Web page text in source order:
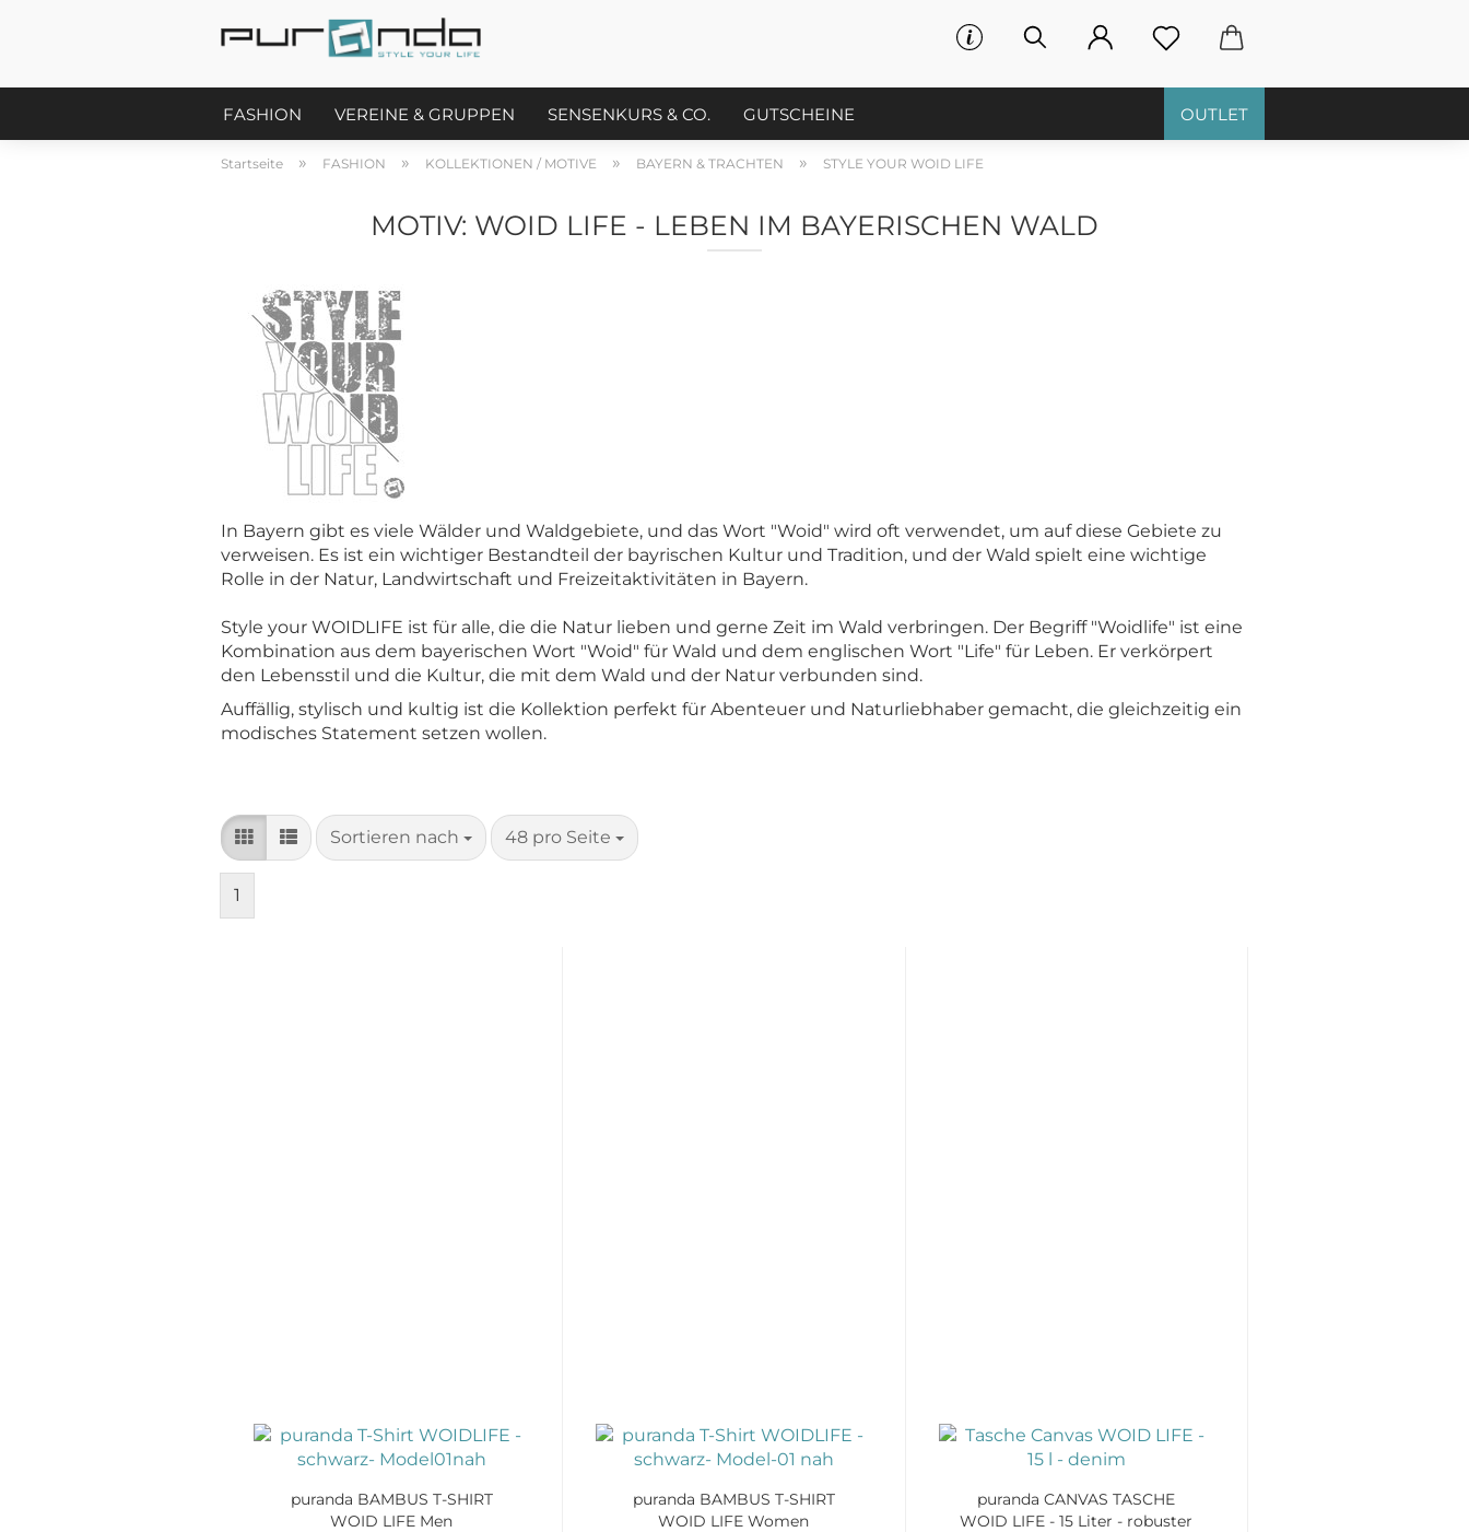
FASHION VEREINE & GRUPPEN SENSENKURS & CO. GUTSCHEINE OUTLET
Startseite » FASHION » KOLLEKTIONEN / MOTIVE » BAYERN & TRACHTEN » STYLE YOUR WOID LIFE
MOTIV: WOID LIFE - LEBEN IM BAYERISCHEN WALD
In Bayern gibt es viele Wälder und Waldgebiete, und das Wort "Woid" wird oft verwendet, um auf diese Gebiete zu
verweisen. Es ist ein wichtiger Bestandteil der bayrischen Kultur und Tradition, und der Wald spielt eine wichtige
Rolle in der Natur, Landwirtschaft und Freizeitaktivitäten in Bayern.
Style your WOIDLIFE ist für alle, die die Natur lieben und gerne Zeit im Wald verbringen. Der Begriff "Woidlife" ist eine
Kombination aus dem bayerischen Wort "Woid" für Wald und dem englischen Wort "Life" für Leben. Er verkörpert
den Lebensstil und die Kultur, die mit dem Wald und der Natur verbunden sind.
Auffällig, stylisch und kultig ist die Kollektion perfekt für Abenteuer und Naturliebhaber gemacht, die gleichzeitig ein
modisches Statement setzen wollen.
Sortieren nach
Sortieren nach 48 pro Seite
pro Seite
1
puranda BAMBUS T-SHIRT
WOID LIFE Men
puranda BAMBUS T-SHIRT
WOID LIFE Women
puranda CANVAS TASCHE
WOID LIFE - 15 Liter - robuster